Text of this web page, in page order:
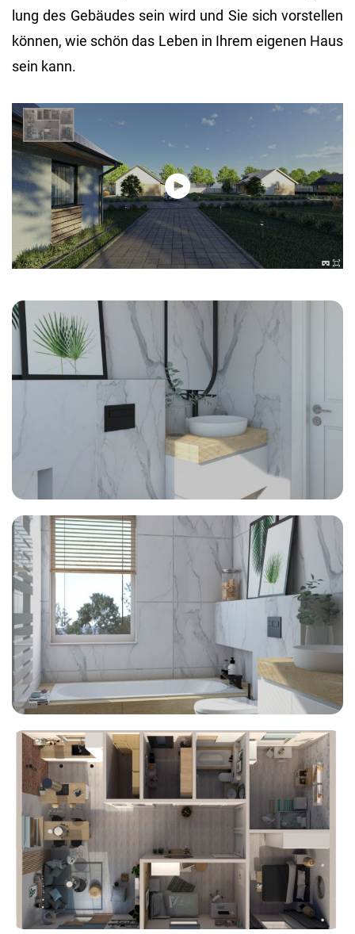
lung des Ge­bäu­des sein wird und Sie sich vor­stel­len
kön­nen, wie schön das Leben in Ihrem ei­ge­nen Haus
sein kann.